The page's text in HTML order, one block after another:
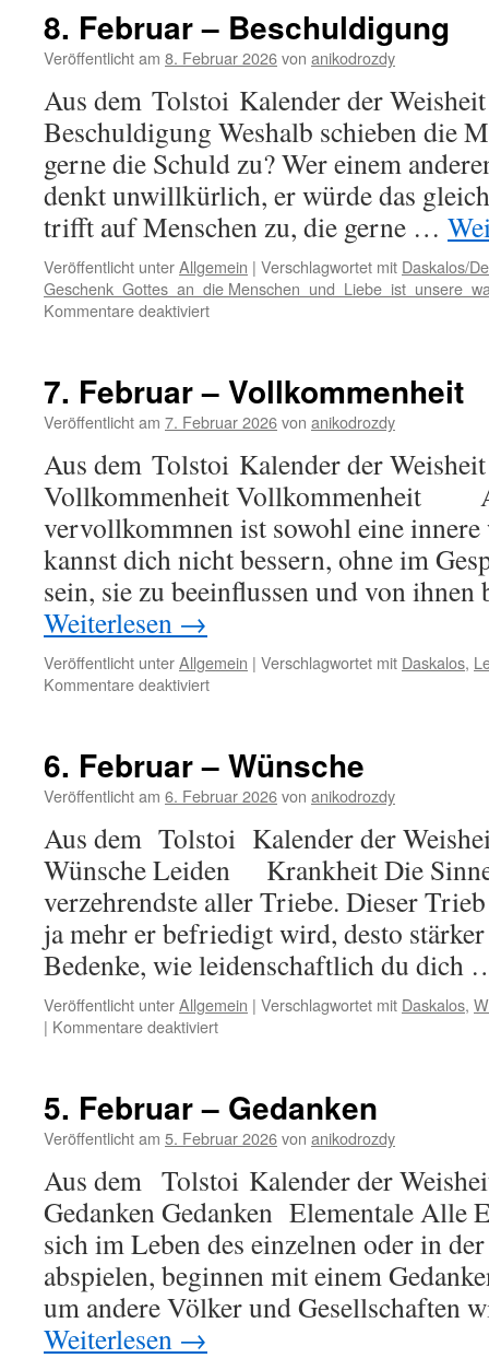
8. Februar – Beschuldigung
Veröffentlicht am 8. Februar 2026von anikodrozdy
Aus dem Tolstoi Kalender der
Beschuldigung Weshalb schieben die
gerne die Schuld zu? Wer einem
denkt unwillkürlich, er würde das
trifft auf Menschen zu, die gerne …
Veröffentlicht unterAllgemein | Verschlagwortet mit Daskalos/
Geschenk Gottes an die Menschen und Liebe ist unsere
Kommentare deaktiviertfür
Beschuldigung
7. Februar – Vollkommenheit
Veröffentlicht am 7. Februar 2026von anikodrozdy
Aus dem Tolstoi Kalender der
Vollkommenheit Vollkommenheit
vervollkommnen ist sowohl eine
kannst dich nicht bessern, ohne im
sein, sie zu beeinflussen und von
Weiterlesen →
Veröffentlicht unterAllgemein | Verschlagwortet mit Daskalos,
Kommentare deaktiviertfür
Vollkommenheit
6. Februar – Wünsche
Veröffentlicht am 6. Februar 2026von anikodrozdy
Aus dem Tolstoi Kalender der
Wünsche Leiden Krankheit Die
verzehrendste aller Triebe. Dieser
ja mehr er befriedigt wird, desto
Bedenke, wie leidenschaftlich du
Veröffentlicht unterAllgemein | Verschlagwortet mit Daskalos,
| Kommentare deaktiviertfür
Wünsche
5. Februar – Gedanken
Veröffentlicht am 5. Februar 2026von anikodrozdy
Aus dem Tolstoi Kalender der
Gedanken Gedanken Elementale Alle
sich im Leben des einzelnen oder in
abspielen, beginnen mit einem
um andere Völker und Gesellschaften
Weiterlesen →